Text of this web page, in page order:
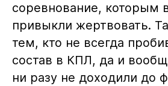
соревнование, которым
привыкли жертвовать.
тем, кто не всегда
состав в КПЛ, да и
ни разу не доходили до